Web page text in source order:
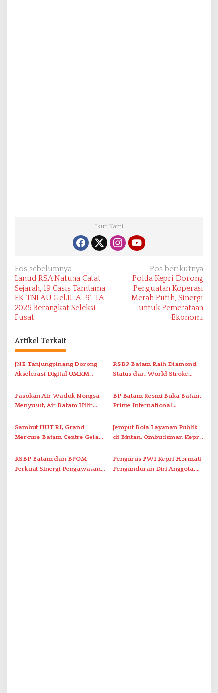
Ikuti Kami
N
a
v
i
a
s
i
p
o
s
Pos sebelumnya
Lanud RSA Natuna Catat
Sejarah, 19 Casis Tamtama
PK TNI AU Gel.III A-91 TA
2025 Berangkat Seleksi
Pusat
Pos berikutnya
Polda Kepri Dorong
Penguatan Koperasi
Merah Putih, Sinergi
untuk Pemerataan
Ekonomi
Artikel Terkait
JNE Tanjungpinang Dorong
Akselerasi Digital UMKM
2026
RSBP Batam Raih Diamond
Status dari World Stroke
Penanganan Stroke
Berstandar Internasional
Pasokan Air Waduk Nongsa
Menyusut, Air Batam Hilir
Antar-IPAM
BP Batam Resmi Buka Batam
Prime International
2026 di Stadion Temenggung
Abdul Jamal
Sambut HUT RI, Grand
Mercure Batam Centre Gelar
Nusantara’
Jemput Bola Layanan Publik
di Bintan, Ombudsman Kepri
Solar Nelayan
RSBP Batam dan BPOM
Perkuat Sinergi Pengawasan
Pengurus PWI Kepri Hormati
Pengunduran Diri Anggota,